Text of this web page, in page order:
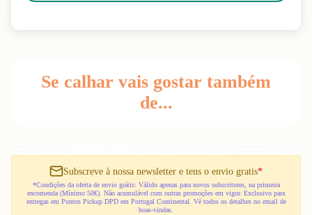
Se calhar vais gostar também
de...
Subscreve à nossa newsletter e tens o envio gratis*
*Condições da oferta de envio grátis: Válido apenas para novos subscritores, na primeira
encomenda (Mínimo 50€). Não acumulável com outras promoções em vigor. Exclusivo para
entregas em Pontos Pickup DPD em Portugal Continental. Vê todos os detalhes no email de
boas-vindas.